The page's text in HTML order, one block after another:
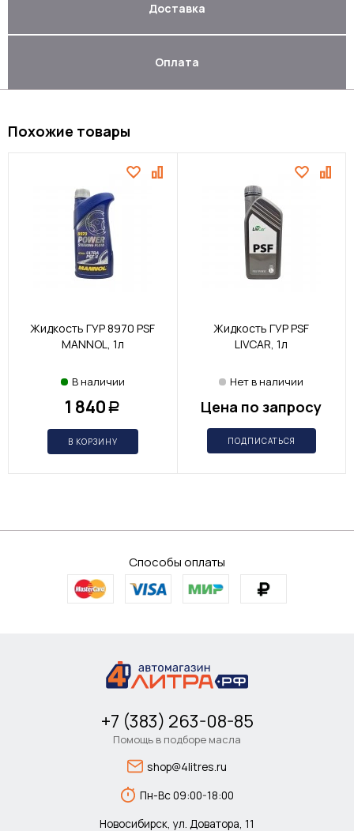
Доставка
Оплата
Похожие товары
Жидкость ГУР 8970 PSF
MANNOL, 1л
В наличии
1 840 Р
В КОРЗИНУ
Жидкость ГУР PSF
LIVCAR, 1л
Нет в наличии
Цена по запросу
ПОДПИСАТЬСЯ
Способы оплаты
+7 (383) 263-08-85
Помощь в подборе масла
shop@4litres.ru
Пн-Вс 09:00-18:00
Новосибирск, ул. Доватора, 11